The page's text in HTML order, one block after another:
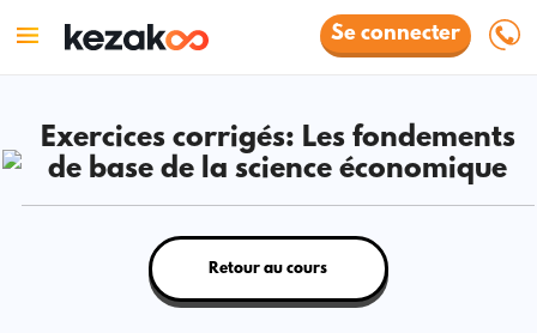
Se connecter
Exercices corrigés: Les fondements
de base de la science économique
Retour au cours